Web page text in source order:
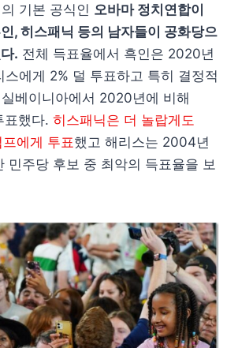
기본 공식인 오바마 정치연합이
, 히스패닉 등의 남자들이 공화당으
. 전체 득표율에서 흑인은 2020년
스에게 2% 덜 투표하고 특히 결정적
베이니아에서 2020년에 비해
표했다. 히스패닉은 더 놀랍게도
에게 투표했고 해리스는 2004년
민주당 후보 중 최악의 득표율을 보